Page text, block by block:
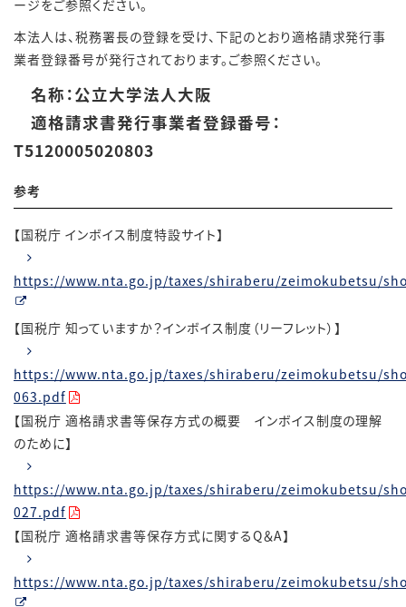
ージをご参照ください。
本法人は、税務署長の登録を受け、下記のとおり適格請求発行事
業者登録番号が発行されております。ご参照ください。
名称：公立大学法人大阪
適格請求書発行事業者登録番号：
T5120005020803
参考
【国税庁 インボイス制度特設サイト】
https://www.nta.go.jp/taxes/shiraberu/zeimokubetsu/
【国税庁 知っていますか？インボイス制度（リーフレット）】
https://www.nta.go.jp/taxes/shiraberu/zeimokubetsu/
063.pdf
【国税庁 適格請求書等保存方式の概要 インボイス制度の理解
のために】
https://www.nta.go.jp/taxes/shiraberu/zeimokubetsu/
027.pdf
【国税庁 適格請求書等保存方式に関するQ＆A】
https://www.nta.go.jp/taxes/shiraberu/zeimokubetsu/